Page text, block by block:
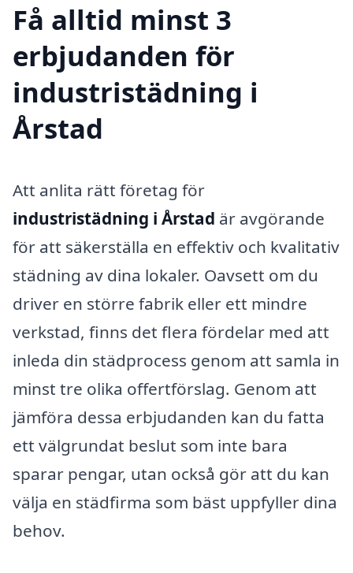
Få alltid minst 3
erbjudanden för
industristädning i
Årstad
Att anlita rätt företag för
industristädning i Årstad är avgörande
för att säkerställa en effektiv och kvalitativ
städning av dina lokaler. Oavsett om du
driver en större fabrik eller ett mindre
verkstad, finns det flera fördelar med att
inleda din städprocess genom att samla in
minst tre olika offertförslag. Genom att
jämföra dessa erbjudanden kan du fatta
ett välgrundat beslut som inte bara
sparar pengar, utan också gör att du kan
välja en städfirma som bäst uppfyller dina
behov.